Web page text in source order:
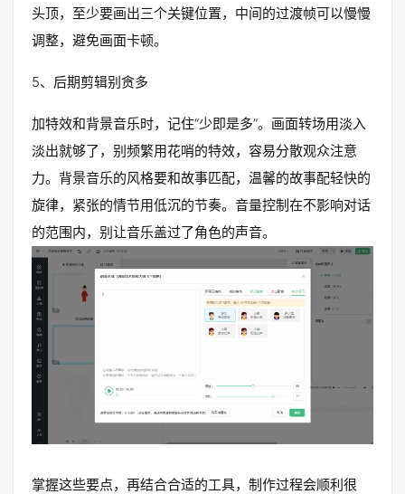
头顶，至少要画出三个关键位置，中间的过渡帧可以慢慢
调整，避免画面卡顿。
5、后期剪辑别贪多
加特效和背景音乐时，记住“少即是多”。画面转场用淡入
淡出就够了，别频繁用花哨的特效，容易分散观众注意
力。背景音乐的风格要和故事匹配，温馨的故事配轻快的
旋律，紧张的情节用低沉的节奏。音量控制在不影响对话
的范围内，别让音乐盖过了角色的声音。
掌握这些要点，再结合合适的工具，制作过程会顺利很